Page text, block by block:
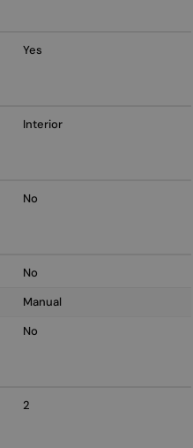
Yes
Interior
No
No
Manual
No
2